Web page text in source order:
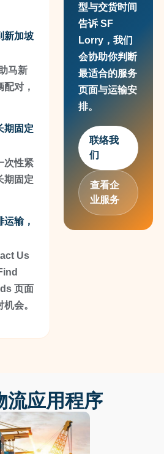
新加坡
马新
对，
期固定
次性紧
期固定
输，
Us
页面
会。
型与交货时间
告诉 SF
Lorry，我们
会协助你判断
最适合的服务
页面与运输安
排。
联络我
们
查看企
业服务
流应用程序